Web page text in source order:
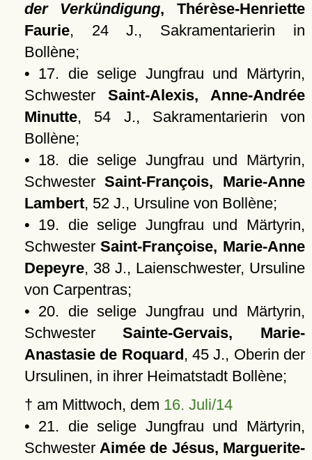
der Verkündigung, Thérèse-Henriette
Faurie, 24 J., Sakramentarierin in
Bollène;
• 17. die selige Jungfrau und Märtyrin,
Schwester Saint-Alexis, Anne-Andrée
Minutte, 54 J., Sakramentarierin von
Bollène;
• 18. die selige Jungfrau und Märtyrin,
SchwesterSaint-François, Marie-Anne
Lambert, 52 J., Ursuline von Bollène;
• 19. die selige Jungfrau und Märtyrin,
SchwesterSaint-Françoise, Marie-Anne
Depeyre, 38 J., Laienschwester, Ursuline
von Carpentras;
• 20. die selige Jungfrau und Märtyrin,
SchwesterSainte-Gervais, Marie-
Anastasie de Roquard, 45 J., Oberin der
Ursulinen, in ihrer Heimatstadt Bollène;
† am Mittwoch, dem 16. Juli/14
• 21. die selige Jungfrau und Märtyrin,
SchwesterAimée de Jésus, Marguerite-